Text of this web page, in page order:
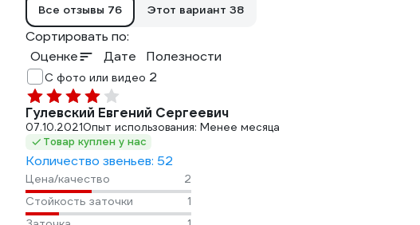
Все отзывы 76 Этот вариант 38
Сортировать по:
Оценке
Дате Полезности
С фото или видео 2
Гулевский Евгений Сергеевич
07.10.2021Опыт использования: Менее месяца
Товар куплен у нас
Количество звеньев: 52
Цена/качество
2
Стойкость заточки
1